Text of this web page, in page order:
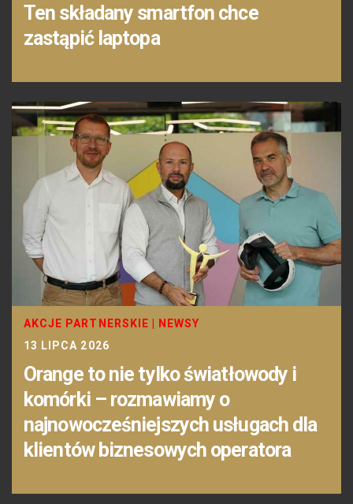
Ten składany smartfon chce
zastąpić laptopa
AKCJE PARTNERSKIE
NEWSY
13 LIPCA 2026
Orange to nie tylko światłowody i
komórki – rozmawiamy o
najnowocześniejszych usługach dla
klientów biznesowych operatora